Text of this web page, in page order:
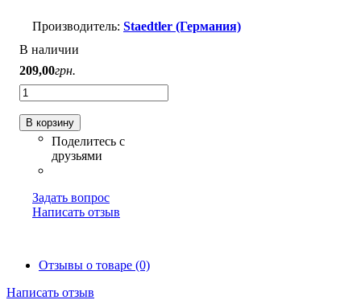
Staedtler (Германия)
В наличии
209,00грн.
В корзину
Задать вопрос
Написать отзыв
Отзывы о товаре (0)
Написать отзыв